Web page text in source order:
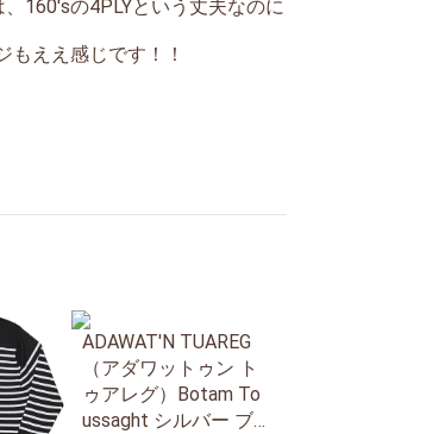
160'sの4PLYという丈夫なのに
もええ感じです！！
ADAWAT'N TUAREG
（アダワットゥン ト
ゥアレグ）Botam To
ussaght シルバー ブ